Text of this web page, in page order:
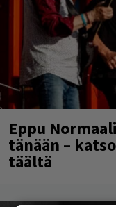
Eppu
tänään –
täältä